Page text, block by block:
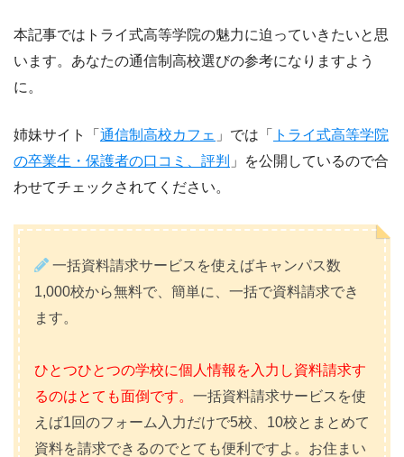
本記事ではトライ式高等学院の魅力に迫っていきたいと思
います。あなたの通信制高校選びの参考になりますよう
に。
姉妹サイト「 通信制高校カフェ 」では「
トライ式高等学院
の卒業生・保護者の口コミ、評判 」を公開しているので合
わせてチェックされてください。
一括資料請求サービスを使えばキャンパス数
1,000校から無料で、簡単に、一括で資料請求でき
ます。
ひとつひとつの学校に個人情報を入力し資料請求す
るのはとても面倒です。 一括資料請求サービスを使
えば1回のフォーム入力だけで5校、10校とまとめて
資料を請求できるのでとても便利ですよ。お住まい